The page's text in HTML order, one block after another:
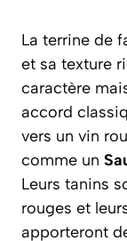
La terrine de
et sa texture
caractère
accord
vers un vin
comme un
Leurs tanins
rouges et
apporteront